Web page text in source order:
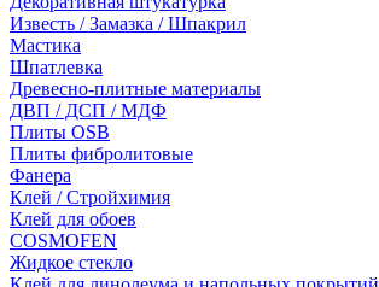
Известь / Замазка / Шпакрил
Мастика
Шпатлевка
Древесно-плитные материалы
ДВП / ДСП / МДФ
Плиты OSB
Плиты фибролитовые
Фанера
Клей / Стройхимия
Клей для обоев
COSMOFEN
Жидкое стекло